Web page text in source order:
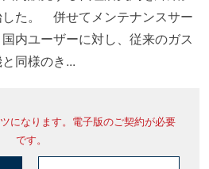
した。 併せてメンテナンスサー
内ユーザーに対し、従来のガス
同様のき...
になります。電子版のご契約が必要
です。